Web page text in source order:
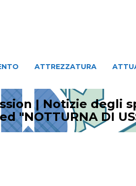
ATTREZZATURA
| Notizie degli
"NOTTURNA DI